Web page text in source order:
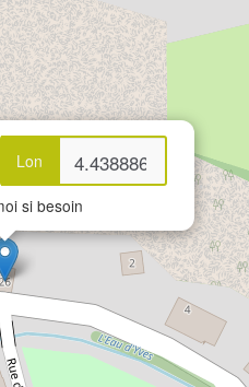
Lon
si besoin